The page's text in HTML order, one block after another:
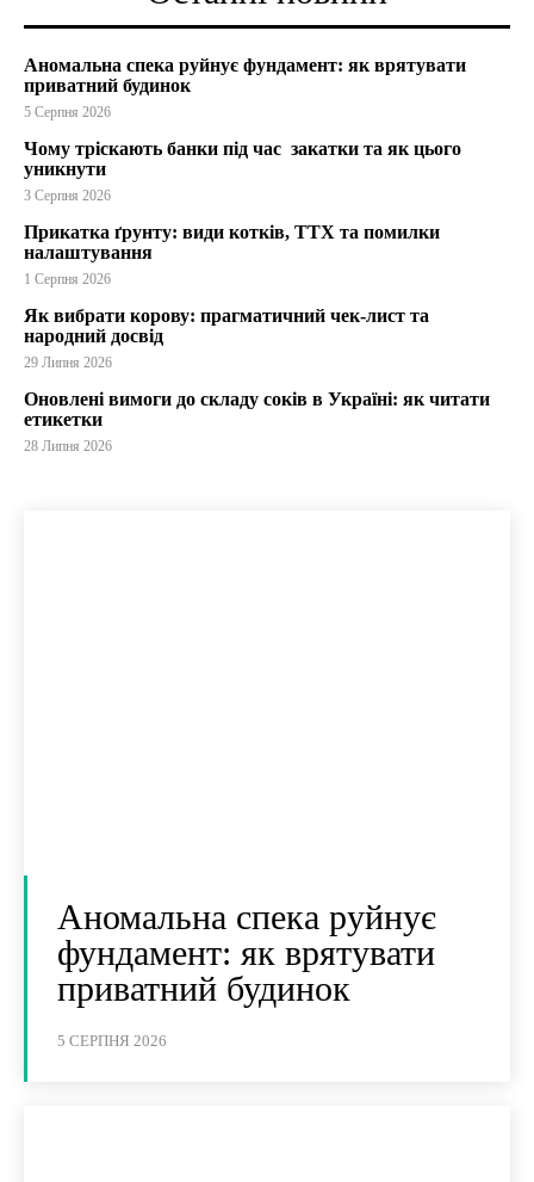
Аномальна спека руйнує фундамент: як врятувати
приватний будинок
5 Серпня 2026
Чому тріскають банки під час закатки та як цього
уникнути
3 Серпня 2026
Прикатка ґрунту: види котків, ТТХ та помилки
налаштування
1 Серпня 2026
Як вибрати корову: прагматичний чек-лист та
народний досвід
29 Липня 2026
Оновлені вимоги до складу соків в Україні: як читати
етикетки
28 Липня 2026
Аномальна спека руйнує
фундамент: як врятувати
приватний будинок
5 СЕРПНЯ 2026